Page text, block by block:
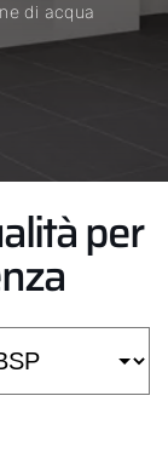
di acqua
per